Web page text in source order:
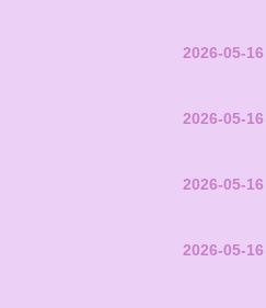
2026-05-16
2026-05-16
2026-05-16
2026-05-16